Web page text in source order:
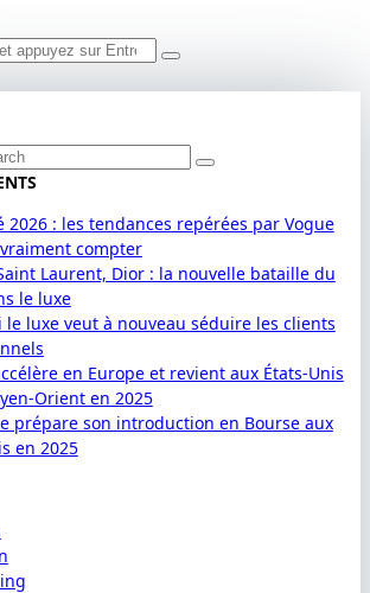
2026 : les tendances repérées par Vogue
compter
Laurent, Dior : la nouvelle bataille du
le luxe
le luxe veut à nouveau séduire les clients
en Europe et revient aux États-Unis
Orient en 2025
prépare son introduction en Bourse aux
en 2025